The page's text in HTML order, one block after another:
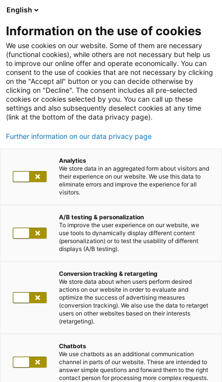
English
Information on the use of cookies
We use cookies on our website. Some of them are necessary
(functional cookies), while others are not necessary but help us
to improve our online offer and operate economically. You can
consent to the use of cookies that are not necessary by clicking
on the "Accept all" button or you can decide otherwise by
clicking on "Decline". The consent includes all pre-selected
cookies or cookies selected by you. You can call up these
settings and also subsequently deselect cookies at any time
(link at the bottom of the data privacy page).
Further information on our data privacy page
Analytics
We store data in an aggregated form about visitors and
their experience on our website. We use this data to
eliminate errors and improve the experience for all
visitors.
A/B testing & personalization
To improve the user experience on our website, we
use tools to dynamically display different content
(personalization) or to test the usability of different
displays (A/B testing).
Conversion tracking & retargeting
We store data about when users perform desired
actions on our website in order to evaluate and
optimize the success of advertising measures
(conversion tracking). We also use the data to retarget
users on other websites based on their interests
(retargeting).
Chatbots
We use chatbots as an additional communication
channel in parts of our website. These are intended to
answer simple questions and forward them to the right
contact person for processing more complex requests.